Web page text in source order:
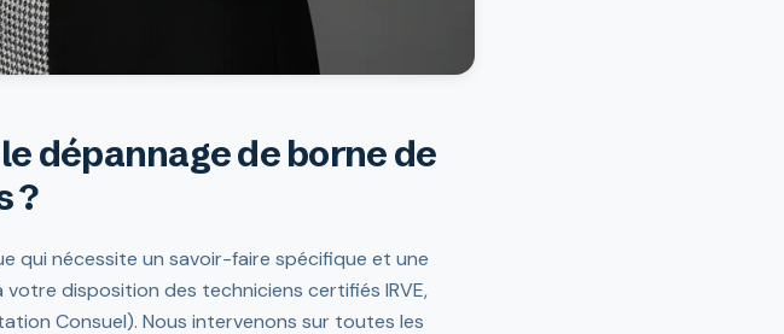
dépannage de borne de
?
qui nécessite un savoir-faire spécifique et une
disposition des techniciens certifiés IRVE,
Consuel). Nous intervenons sur toutes les